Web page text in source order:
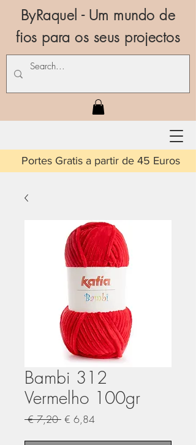
ByRaquel - Um mundo de
fios para os seus projectos
a partir de 45 Euros
Bambi 312
Vermelho 100gr
€ 7,20 Preço
€ 6,84Preço